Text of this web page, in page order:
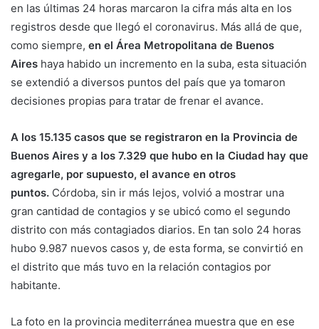
en las últimas 24 horas marcaron la cifra más alta en los
registros desde que llegó el coronavirus. Más allá de que,
como siempre, en el Área Metropolitana de Buenos
Aires haya habido un incremento en la suba, esta situación
se extendió a diversos puntos del país que ya tomaron
decisiones propias para tratar de frenar el avance.
A los 15.135 casos que se registraron en la Provincia de
Buenos Aires y a los 7.329 que hubo en la Ciudad hay que
agregarle, por supuesto, el avance en otros
puntos. Córdoba, sin ir más lejos, volvió a mostrar una
gran cantidad de contagios y se ubicó como el segundo
distrito con más contagiados diarios. En tan solo 24 horas
hubo 9.987 nuevos casos y, de esta forma, se convirtió en
el distrito que más tuvo en la relación contagios por
habitante.
La foto en la provincia mediterránea muestra que en ese